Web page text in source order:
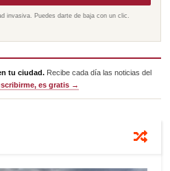
invasiva. Puedes darte de baja con un clic.
tu ciudad. Recibe cada día las noticias del
es gratis →